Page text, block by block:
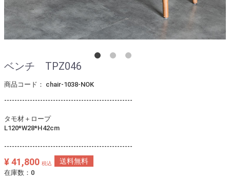
ベンチ TPZ046
商品コード： chair-1038-NOK
--------------------------------------------------
タモ材＋ロープ
L120*W28*H42cm
--------------------------------------------------
¥ 41,800 税込 送料無料
在庫数：0